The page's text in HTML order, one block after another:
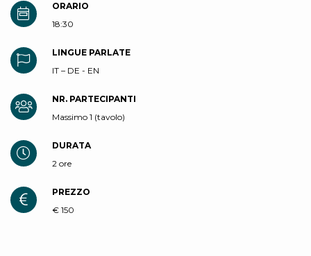
ORARIO
18:30
LINGUE PARLATE
IT – DE - EN
NR. PARTECIPANTI
Massimo 1 (tavolo)
DURATA
2 ore
PREZZO
€ 150